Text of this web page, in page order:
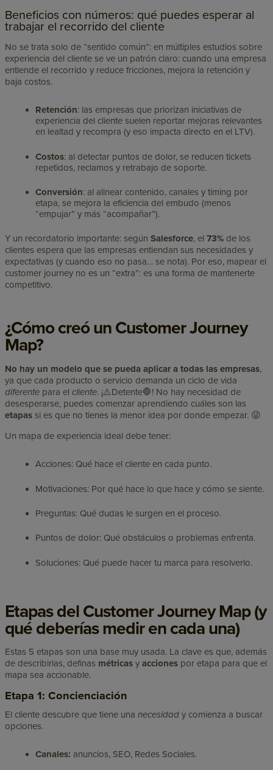
Beneficios con números: qué puedes esperar al
trabajar el recorrido del cliente
No se trata solo de “sentido común”: en múltiples estudios sobre
experiencia del cliente se ve un patrón claro: cuando una empresa
entiende el recorrido y reduce fricciones, mejora la retención y
baja costos.
Retención: las empresas que priorizan iniciativas de
experiencia del cliente suelen reportar mejoras relevantes
en lealtad y recompra (y eso impacta directo en el LTV).
Costos: al detectar puntos de dolor, se reducen tickets
repetidos, reclamos y retrabajo de soporte.
Conversión: al alinear contenido, canales y timing por
etapa, se mejora la eficiencia del embudo (menos
“empujar” y más “acompañar”).
Y un recordatorio importante: segúnSalesforce, el73% de los
clientes espera que las empresas entiendan sus necesidades y
expectativas (y cuando eso no pasa… se nota). Por eso, mapear el
customer journey no es un “extra”: es una forma de mantenerte
competitivo.
¿Cómo creó un Customer Journey
Map?
No hay un modelo que se pueda aplicar a todas las empresas,
ya que cada producto o servicio demanda un ciclo de vida
diferente para elcliente. ¡⚠️Detente🛑! No hay necesidad de
desesperarse, puedes comenzar aprendiendo cuáles son las
etapassi es que no tienes la menor idea por donde empezar. 😜
Un mapa de experiencia ideal debe tener:
Acciones: Qué hace el cliente en cada punto.
Motivaciones: Por qué hace lo que hace y cómo se siente.
Preguntas: Qué dudas le surgen en el proceso.
Puntos de dolor: Qué obstáculos o problemas enfrenta.
Soluciones: Qué puede hacer tu marca para resolverlo.
Etapas del Customer Journey Map (y
qué deberías medir en cada una)
Estas 5 etapas son una base muy usada. La clave es que, además
de describirlas, definas métricas yacciones por etapa para que el
mapa sea accionable.
Etapa 1: Concienciación
El cliente descubre que tiene unanecesidady comienza a buscar
opciones.
Canales: anuncios, SEO, Redes Sociales.